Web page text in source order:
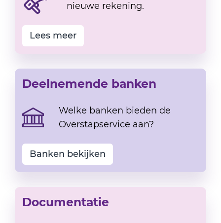
nieuwe rekening.
Lees meer
Deelnemende banken
Welke banken bieden de
Overstapservice aan?
Banken bekijken
Documentatie